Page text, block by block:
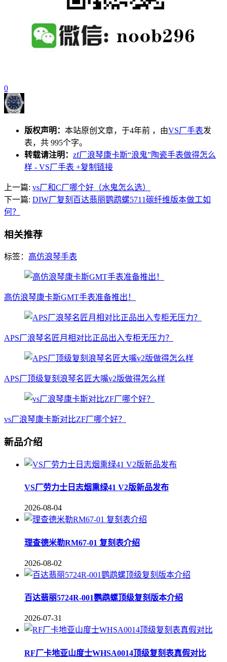
0
版权声明： 本站原创文章，于4年前 ，由VS厂手表发
表，共 995个字。
转载请注明： zf厂浪琴康卡斯“浪鬼”陶瓷手表做得怎么
样 - VS厂手表 +复制链接
上一篇: vs厂和C厂哪个好（水鬼怎么选）
下一篇: DIW厂复刻百达翡丽鹦鹉螺5711碳纤维版本做工如
何？
相关推荐
标签： 高仿浪琴手表
高仿浪琴康卡斯GMT手表准备推出！
APS厂浪琴名匠月相对比正品出入专柜无压力？
APS厂顶级复刻浪琴名匠大嘴v2版做得怎么样
vs厂浪琴康卡斯对比ZF厂哪个好？
新品介绍
VS厂劳力士日志烟熏绿41 V2版新品发布
2026-08-04
理查德米勒RM67-01 复刻表介绍
2026-08-02
百达翡丽5724R-001鹦鹉螺顶级复刻版本介绍
2026-07-31
RF厂卡地亚山度士WHSA0014顶级复刻表真假对比